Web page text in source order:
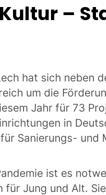
–
hat sich neben
um die
Jahr für 73
in
Sanierungs-
ist es
Jung und Alt.